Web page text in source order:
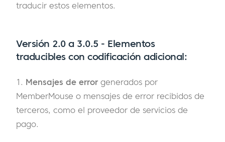
traducir estos elementos.
Versión 2.0 a 3.0.5 - Elementos
traducibles con codificación adicional:
1. Mensajes de error generados por
MemberMouse o mensajes de error recibidos de
terceros, como el proveedor de servicios de
pago.